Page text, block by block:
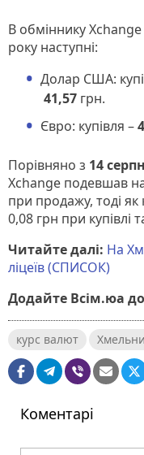
В обміннику
року наступні:
Долар США:
41,57 грн.
Євро: купівля –
Порівняно з 14
Xchange подевшав на
при продажу, тоді
0,08 грн при купівлі
Читайте далі: На
ліцеїв (СПИСОК)
Додайте Всім.юа
курс валют
Коментарі